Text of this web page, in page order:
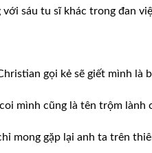
với sáu tu sĩ khác trong đan
gọi kẻ sẽ giết mình là
mình cũng là tên trộm lành
mong gặp lại anh ta trên